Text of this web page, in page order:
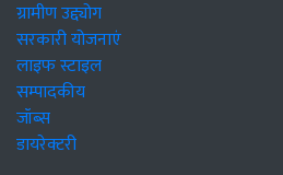
ग्रामीण उद्द्योग
सरकारी योजनाएं
लाइफ स्टाइल
सम्पादकीय
जॉब्स
डायरेक्टरी